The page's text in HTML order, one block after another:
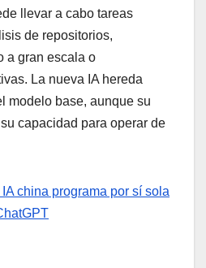
llevar a cabo tareas
de repositorios,
a gran escala o
La nueva IA hereda
modelo base, aunque su
capacidad para operar de
IA china programa por sí sola